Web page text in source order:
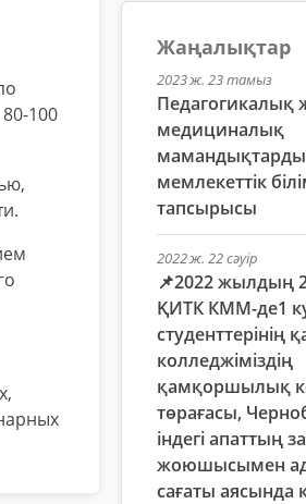
100
Жаңалықтар
2023 ж. 23 тамыз
Педагогикалық
медициналық
мемлекеттік
тапсырысы
2022 ж. 22 сәуір
📌2022 жылдың
ҚИТК КММ-де1
студенттерінің
колледжіміздің
қамқоршылық
төрағасы,
індегі апаттың
жоюшысымен
сағаты аясында